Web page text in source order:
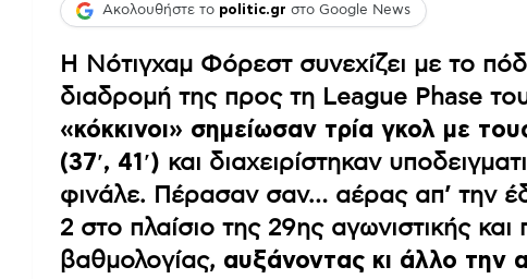
Ακολουθήστε το politic.gr στο Google News
Η Νότιγχαμ Φόρεστ συνεχίζει με το
διαδρομή της προς τη League Phase
«κόκκινοι» σημείωσαν τρία γκολ με
(37′, 41′) και διαχειρίστηκαν
φινάλε. Πέρασαν σαν… αέρας απ’ την
2 στο πλαίσιο της 29ης αγωνιστικής
βαθμολογίας, αυξάνοντας κι άλλο την